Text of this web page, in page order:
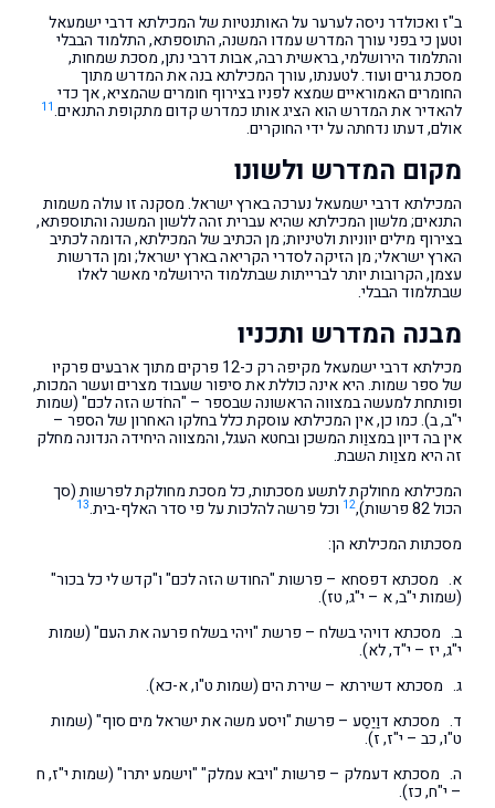
ב"ז ואכולדר ניסה לערער על האותנטיות של המכילתא דרבי ישמעאל
וטען כי בפני עורך המדרש עמדו המשנה, התוספתא, התלמוד הבבלי
והתלמוד הירושלמי, בראשית רבה, אבות דרבי נתן, מסכת שמחות,
מסכת גרים ועוד. לטענתו, עורך המכילתא בנה את המדרש מתוך
החומרים האמוראיים שמצא לפניו בצירוף חומרים שהמציא, אך כדי
להאדיר את המדרש הוא הציג אותו כמדרש קדום מתקופת התנאים.11
אולם, דעתו נדחתה על ידי החוקרים.
מקום המדרש ולשונו
המכילתא דרבי ישמעאל נערכה בארץ ישראל. מסקנה זו עולה משמות
התנאים; מלשון המכילתא שהיא עברית זהה ללשון המשנה והתוספתא,
בצירוף מילים יווניות ולטיניות; מן הכתיב של המכילתא, הדומה לכתיב
הארץ ישראלי; מן הזיקה לסדרי הקריאה בארץ ישראל; ומן הדרשות
עצמן, הקרובות יותר לברייתות שבתלמוד הירושלמי מאשר לאלו
שבתלמוד הבבלי.
מבנה המדרש ותכניו
מכילתא דרבי ישמעאל מקיפה רק כ-12 פרקים מתוך ארבעים פרקיו
של ספר שמות. היא אינה כוללת את סיפור שעבוד מצרים ועשר המכות,
ופותחת למעשה במצווה הראשונה שבספר – "החֹדש הזה לכם" (שמות
י"ב, ב). כמו כן, אין המכילתא עוסקת כלל בחלקו האחרון של הספר –
אין בה דיון במצוַות המשכן ובחטא העגל, והמצווה היחידה הנדונה מחלק
זה היא מצוַות השבת.
המכילתא מחולקת לתשע מסכתות, כל מסכת מחולקת לפרשות (סך
הכול 82 פרשות), 12 וכל פרשה להלכות על פי סדר האלף-בית.13
מסכתות המכילתא הן:
א. מסכתא דפסחא – פרשות "החודש הזה לכם" ו"קדש לי כל בכור"
(שמות י"ב, א – י"ג, טז).
ב. מסכתא דויהי בשלח – פרשת "ויהי בשלח פרעה את העם" (שמות
י"ג, יז – י"ד, לא).
ג. מסכתא דשירתא – שירת הים (שמות ט"ו, א-כא).
ד. מסכתא דוַיַסַע – פרשת "ויסע משה את ישראל מים סוף" (שמות
ט"ו, כב – י"ז, ז).
ה. מסכתא דעמלק – פרשות "ויבא עמלק" "וישמע יתרו" (שמות י"ז, ח
– י"ח, כז).